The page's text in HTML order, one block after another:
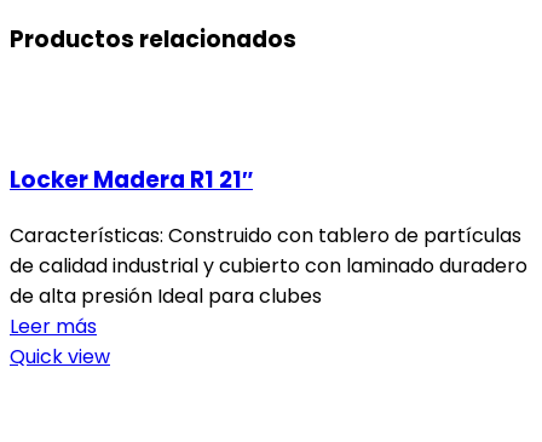
Productos relacionados
Locker Madera R1 21″
Características: Construido con tablero de partículas
de calidad industrial y cubierto con laminado duradero
de alta presión Ideal para clubes
Leer más
Quick view